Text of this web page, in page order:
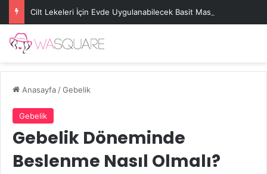
Cilt Lekeleri İçin Evde Uygulanabilecek Basit Maskeler
Anasayfa/Gebelik
Gebelik
Gebelik Döneminde
Beslenme Nasıl Olmalı?